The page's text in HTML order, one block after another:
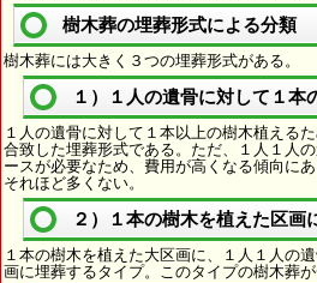
樹木葬の埋葬形式による分類
樹木葬には大きく３つの埋葬形式がある。
１）１人の遺骨に対して１本
１人の遺骨に対して１本以上の樹木植える
合致した埋葬形式である。ただ、１人１人
ースが必要なため、費用が高くなる傾向に
それほど多くない。
２）１本の樹木を植えた区画
１本の樹木を植えた大区画に、１人１人の
画に埋葬するタイプ。このタイプの樹木葬が